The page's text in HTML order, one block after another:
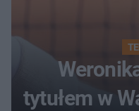
tytułem w